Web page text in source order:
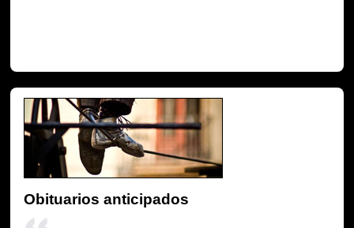
Obituarios anticipados